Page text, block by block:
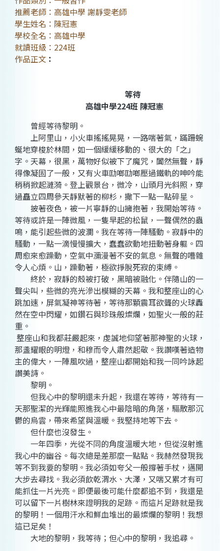
推薦老師：高雄中學 謝靜雯老師
學生姓名：陳冠憲
學校全名：高雄中學
就讀班級：224班
作品正文 ：
等待
高雄中學224班 陳冠憲
曾經等待黎明。
上阿里山，小火車搖搖晃晃，一路喘著氣，蹣跚蜿
蜒地穿梭於林間，如一個緩緩移動的、很大的「之」
字。天幕，很黑，萬物好似被下了魔咒，闐然無聲，靜
得像凝固了一般，又有火車劻啷劻啷壓過鐵軌的呻吟能
稍稍掀起漣漪。登上觀景台，微冷，山頭月光斜照，穿
過矗立四周參天靜默著的柳杉，撒下一點一點碎星。
披著夜色，被一片寧靜的山擁抱著，我開始等待。
等待或許是一陣微風，一隻早起的松鼠，一聲偶然的蟲
鳴，能引起些微的波瀾。我在等待一陣騷動。寂靜中的
騷動，一點一滴慢慢擴大，蠢蠢欲動地扭動著身軀。四
周愈來愈躁動，空氣中瀰漫著不安的氣息。無聲的嘈雜
令人心煩。山，躁動著，極欲掙脫死寂的束縛。
終於，寂靜的殼被打破，黑暗被融化。伴隨山的一
聲尖叫，些微的亮光滲出模糊的天幕。我和整座山的心
跳加速，屏氣凝神等待著，等待那顆震耳欲聾的火球轟
然在空中閃耀，如鑽石與珍珠般燦爛，如聖火一般的莊
重。
整座山和我都莊嚴起來，虔誠地仰望著那神聖的火球，
那盞耀眼的明燈，和穆而令人肅然起敬。我讚嘆著造物
主的偉大，一陣風吹過，整座山都開始和我一同吟詠起
讚美詩。
黎明。
但我心中的黎明還未升起，我還在等待，等待有一
天那聖潔的光輝能照進我心中最陰暗的角落，驅散那沉
鬱的烏雲，帶來希望與溫暖。我堅持地等下去。
但什麼也沒發生。
一年四季，光從不同的角度溫暖大地，但從沒射進
我心中的幽谷。每次總是差那麼一點點。我赫然發現我
等不到我要的黎明。我必須如夸父一般撐著手杖，邁開
大步去尋找。我必須飲乾渭水、大澤，又喘又累才有可
能抓住一片光亮。即便最後可能什麼都追不到，我還是
可以留下一片樹林來證明我的足跡。而這片足跡就是我
的黎明！一個用汗水和鮮血堆出的最燦爛的黎明！我想
這已足矣！
大地的黎明，我等待；但心中的黎明，我追尋。